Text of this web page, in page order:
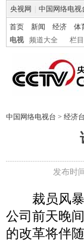
央视网 中国网络电视
首页 新闻 经济 体
电视
频道大全 栏
中国网络电视台 > 经济台
发布时
裁员风暴
公司前天晚
的改革将伴